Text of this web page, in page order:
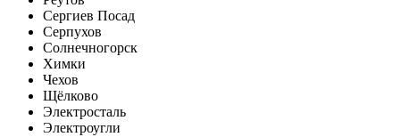
Сергиев Посад
Серпухов
Солнечногорск
Химки
Чехов
Щёлково
Электросталь
Электроугли